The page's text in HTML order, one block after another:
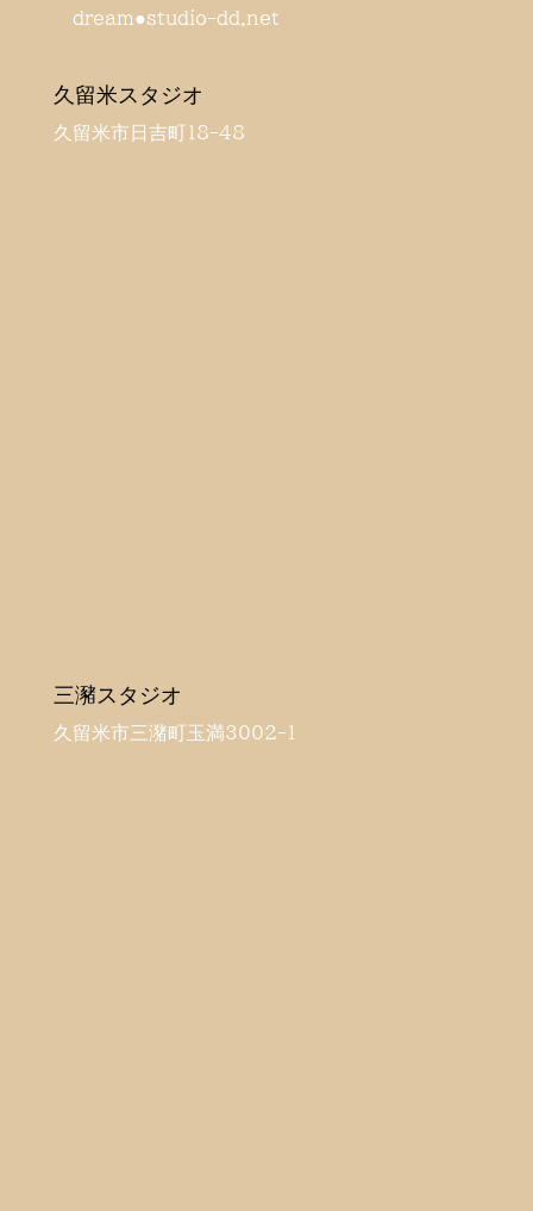
dream●studio-dd.net
久留米スタジオ
久留米市日吉町18-48
三瀦スタジオ
久留米市三潴町玉満3002-1